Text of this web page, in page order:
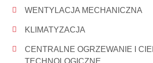
WENTYLACJA MECHANICZNA
KLIMATYZACJA
CENTRALNE OGRZEWANIE I
TECHNOLOGICZNE